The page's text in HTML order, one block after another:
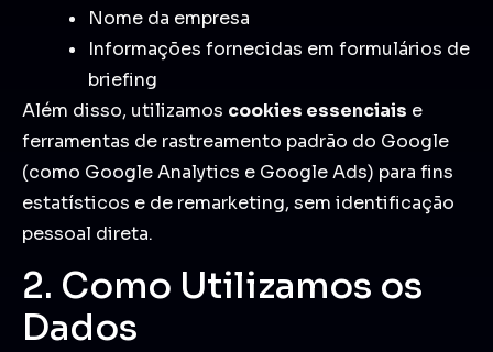
Nome da empresa
Informações fornecidas em formulários de
briefing
Além disso, utilizamos cookies essenciais e
ferramentas de rastreamento padrão do Google
(como Google Analytics e Google Ads) para fins
estatísticos e de remarketing, sem identificação
pessoal direta.
2. Como Utilizamos os
Dados